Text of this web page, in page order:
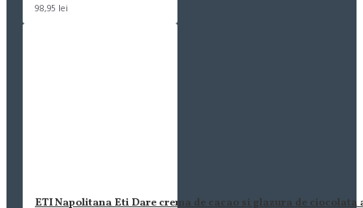
98,95 lei
ETI Napolitana Eti Dare crema de cacao si glazura de ciocolata